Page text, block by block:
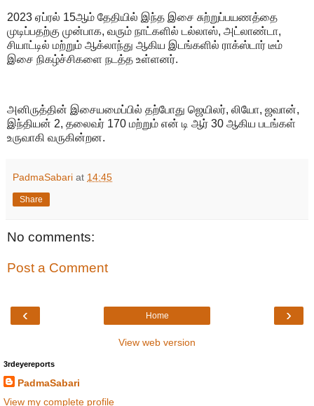
2023 ஏப்ரல் 15ஆம் தேதியில் இந்த இசை சுற்றுப்பயணத்தை
முடிப்பதற்கு முன்பாக, வரும் நாட்களில் டல்லாஸ், அட்லாண்டா,
சியாட்டில் மற்றும் ஆக்லாந்து ஆகிய இடங்களில் ராக்ஸ்டார் டீம்
இசை நிகழ்ச்சிகளை நடத்த உள்ளனர்.
அனிருத்தின் இசையமைப்பில் தற்போது ஜெயிலர், லியோ, ஜவான்,
இந்தியன் 2, தலைவர் 170 மற்றும் என் டி ஆர் 30 ஆகிய படங்கள்
உருவாகி வருகின்றன.
PadmaSabari at 14:45
Share
No comments:
Post a Comment
‹ ›
Home
View web version
3rdeyereports
PadmaSabari
View my complete profile